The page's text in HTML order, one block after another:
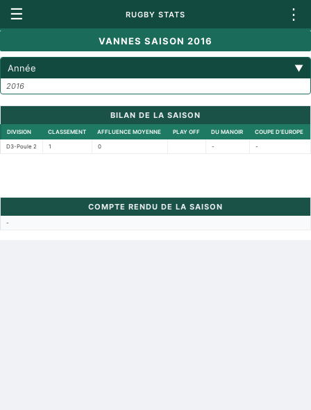
☰ RUGBY STATS ⋮
VANNES SAISON 2016
Année ▼
2016
BILAN DE LA SAISON
DIVISION CLASSEMENT AFFLUENCE MOYENNE PLAY OFF DU MANOIR COUPE D'EUROPE
D3-Poule 2 1 0 - -
COMPTE RENDU DE LA SAISON
-